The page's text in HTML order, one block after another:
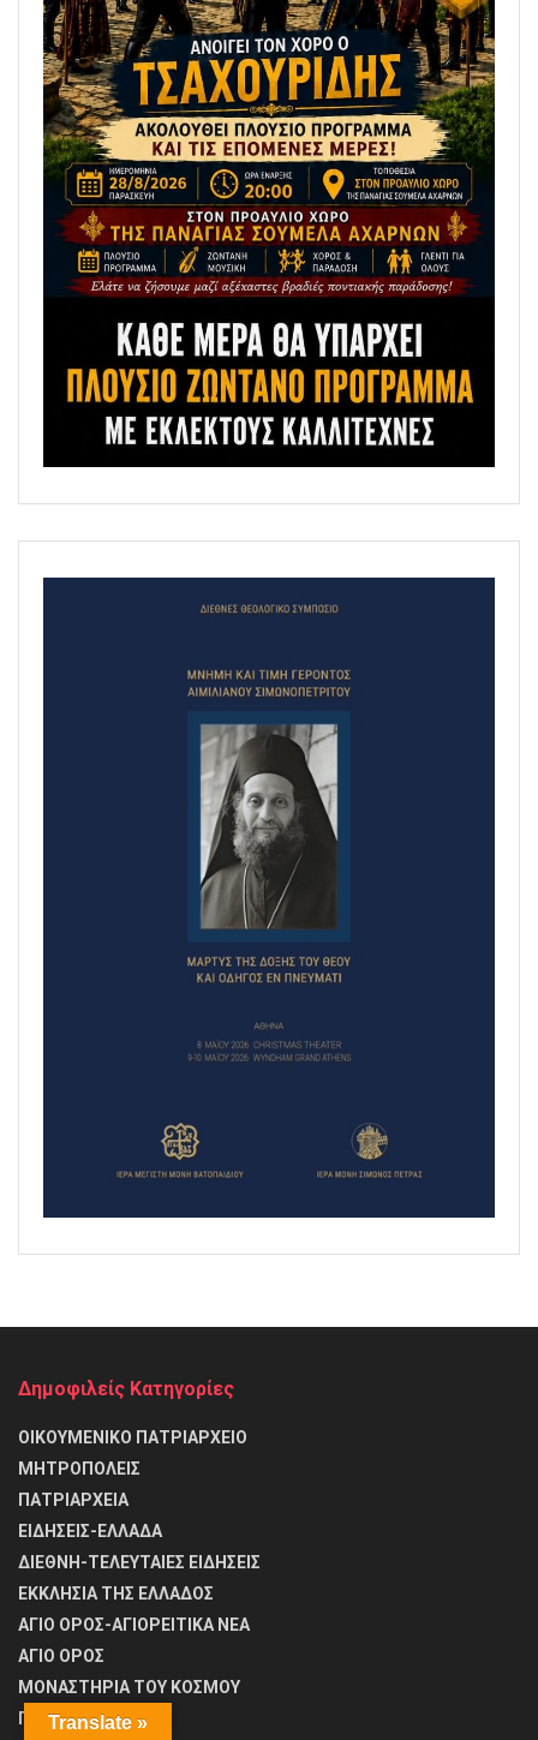
Δημοφιλείς Κατηγορίες
ΟΙΚΟΥΜΕΝΙΚΟ ΠΑΤΡΙΑΡΧΕΙΟ
ΜΗΤΡΟΠΟΛΕΙΣ
ΠΑΤΡΙΑΡΧΕΙΑ
ΕΙΔΗΣΕΙΣ-ΕΛΛΑΔΑ
ΔΙΕΘΝΗ-ΤΕΛΕΥΤΑΙΕΣ ΕΙΔΗΣΕΙΣ
ΕΚΚΛΗΣΙΑ ΤΗΣ ΕΛΛΑΔΟΣ
ΑΓΙΟ ΟΡΟΣ-ΑΓΙΟΡΕΙΤΙΚΑ ΝΕΑ
ΑΓΙΟ ΟΡΟΣ
ΜΟΝΑΣΤΗΡΙΑ ΤΟΥ ΚΟΣΜΟΥ
Προσευχές
Translate »